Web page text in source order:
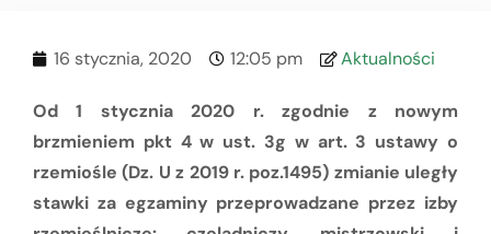
16 stycznia, 2020 12:05 pm Aktualności
Od 1 stycznia 2020 r. zgodnie z nowym
brzmieniem pkt 4 w ust. 3g w art. 3 ustawy o
rzemiośle (Dz. U z 2019 r. poz.1495) zmianie uległy
stawki za egzaminy przeprowadzane przez izby